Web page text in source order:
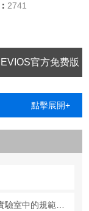
2741
官方免费版
安装
點擊展開+
詳細解析氯黴素檢測卡的工作原理及其在實驗室中的規範操作與維護方法